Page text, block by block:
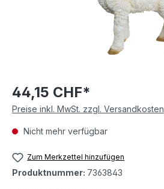
44,15 CHF*
Preise inkl. MwSt. zzgl. Versandkosten
Nicht mehr verfügbar
Zum Merkzettel hinzufügen
Produktnummer: 7363843